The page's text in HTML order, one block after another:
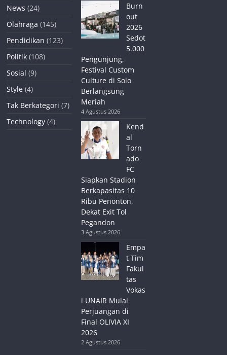
News (24)
Olahraga (145)
Pendidikan (123)
Politik (108)
Sosial (9)
Style (4)
Tak Berkategori (7)
Technology (4)
Burn
out
2026
Sedot
5.000
Pengunjung,
Festival Custom
Culture di Solo
Berlangsung
Meriah
4 Agustus 2026
Kend
al
Torn
ado
FC
Siapkan Stadion
Berkapasitas 10
Ribu Penonton,
Dekat Exit Tol
Pegandon
3 Agustus 2026
Empa
t Tim
Fakul
tas
Vokas
i UNAIR Mulai
Perjuangan di
Final OLIVIA XI
2026
2 Agustus 2026